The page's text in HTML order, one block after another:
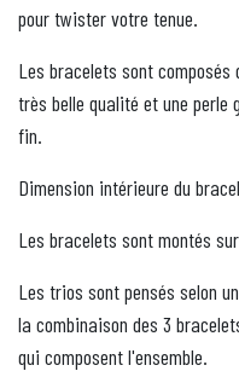
pour twister votre tenue.
Les bracelets sont composés
très belle qualité et une perle
fin.
Dimension intérieure du
Les bracelets sont montés
Les trios sont pensés selon
la combinaison des 3
qui composent l'ensemble.